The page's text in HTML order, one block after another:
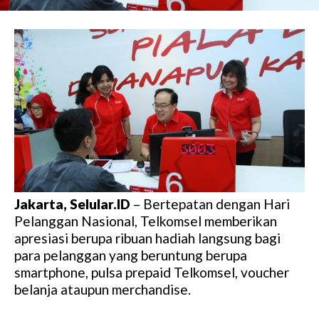
Jakarta, Selular.ID – Bertepatan dengan Hari
Pelanggan Nasional, Telkomsel memberikan
apresiasi berupa ribuan hadiah langsung bagi
para pelanggan yang beruntung berupa
smartphone, pulsa prepaid Telkomsel, voucher
belanja ataupun merchandise.